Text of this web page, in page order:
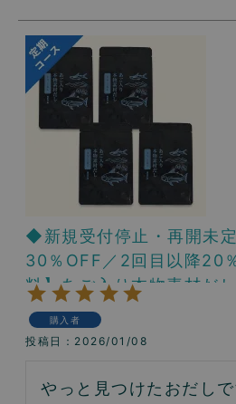
◆新規受付停止・再開未
30％OFF／2回目以降20
料】あご入り本物素材だ
パックコース
購入者
投稿日 2026/01/08
やっと見つけたおだし